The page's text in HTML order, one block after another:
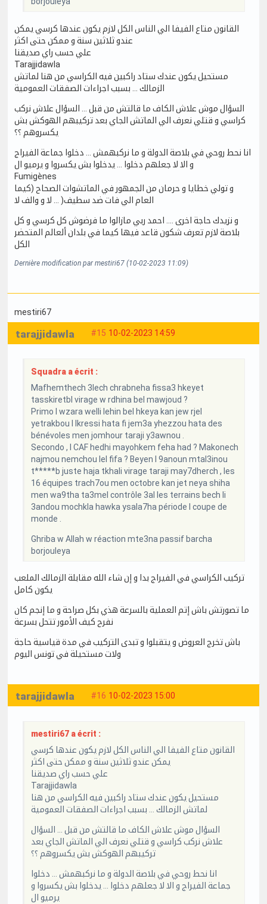
القانون متاع الفيفا الي الناس الكل لازم يكون عندها كرسي يمكن
عندو ثلاثين سنة و ممكن حتى اكثر
علي حسب راي صديقنا
Tarajjidawla
مستحيل يكون عندك ستاد راكبين فيه الكراسي من هنا لماتش
الزمالك … بسبب اجراءات الصفقات العمومية
السؤال موش علاش الكاف ما قالتش من قبل … السؤال علاش نركب
كراسي و قتلي نعرف الي الماتش الجاي بعد تركيبهم الهوكش بش
يكسروهم ؟؟
انا نحط روحي في بلاصة الدولة و ما نركبهمش … دخلوا جماعة الفيراج
و الا لا جعلهم دخلوا … يدخلوا بش يكسروا و يرميو ال
Fumigènes
و تولي خطايا و حرمان من الجمهور في الماتشوات الصحاح (كيما
العام الي فات ضد سطيف( … لا و والف لا
و نزيدك حاجة اخرى …. احمد ربي مازالوا ما فرضوش كل كرسي و كل
بلاصة لازم تعرف شكون قاعد فيها كيما في بلدان ألعالم المتحضر
الكل
Dernière modification par mestiri67 (10-02-2023 11:09)
mestiri67
#15 10-02-2023 14:59
tarajjidawla
Squadra a écrit :
Mafhemthech 3lech chrabneha fissa3 hkeyet
tasskiretbl virage w rdhina bel mawjoud ?
Primo l wzara welli lehin bel hkeya kan jew rjel
yetrakbou l lkressi hata fi jem3a yhezzou hata des
bénévoles men jomhour taraji y3awnou .
Secondo , l CAF hedhi mayohkem feha had ? Makonech
najmou nemchou lel fifa ? Beyen l 9anoun mtal3inou
t*****b juste haja tkhali virage taraji may7dherch , les
16 équipes trach7ou men octobre kan jet neya shiha
men wa9tha ta3mel contrôle 3al les terrains bech li
3andou mochkla hawka ysala7ha période l coupe de
monde .
Ghriba w Allah w réaction mte3na passif barcha
borjouleya
تركيب الكراسي في الفيراج بدا و إن شاء الله مقابلة الزمالك الملعب
يكون كامل
ما تصورتش باش إتم العملية بالسرعة هذي بكل صراحة و ما إنجم كان
نفرح كيف الأمور تتحل بسرعة
باش تخرج العروض و يتقبلوا و تبدى التركيب في مدة قياسية حاجة
ولات مستحيلة في تونس اليوم
#16 10-02-2023 15:00
tarajjidawla
mestiri67 a écrit :
القانون متاع الفيفا الي الناس الكل لازم يكون عندها كرسي
يمكن عندو ثلاثين سنة و ممكن حتى اكثر
علي حسب راي صديقنا
Tarajjidawla
مستحيل يكون عندك ستاد راكبين فيه الكراسي من هنا
لماتش الزمالك … بسبب اجراءات الصفقات العمومية
السؤال موش علاش الكاف ما قالتش من قبل … السؤال
علاش نركب كراسي و قتلي نعرف الي الماتش الجاي بعد
تركيبهم الهوكش بش يكسروهم ؟؟
انا نحط روحي في بلاصة الدولة و ما نركبهمش … دخلوا
جماعة الفيراج و الا لا جعلهم دخلوا … يدخلوا بش يكسروا و
يرميو ال